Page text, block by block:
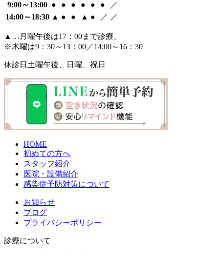
9:00～13:00 ● ● ● ● ● ●
／
14:00～18:30 ▲ ● ● ▲ ● ／ ／
▲…月曜午後は17：00まで診療、
※木曜は9：30～13：00／14:00～16：30
休診日 土曜午後、日曜、祝日
HOME
初めての方へ
スタッフ紹介
医院・設備紹介
感染症予防対策について
お知らせ
ブログ
プライバシーポリシー
診療について